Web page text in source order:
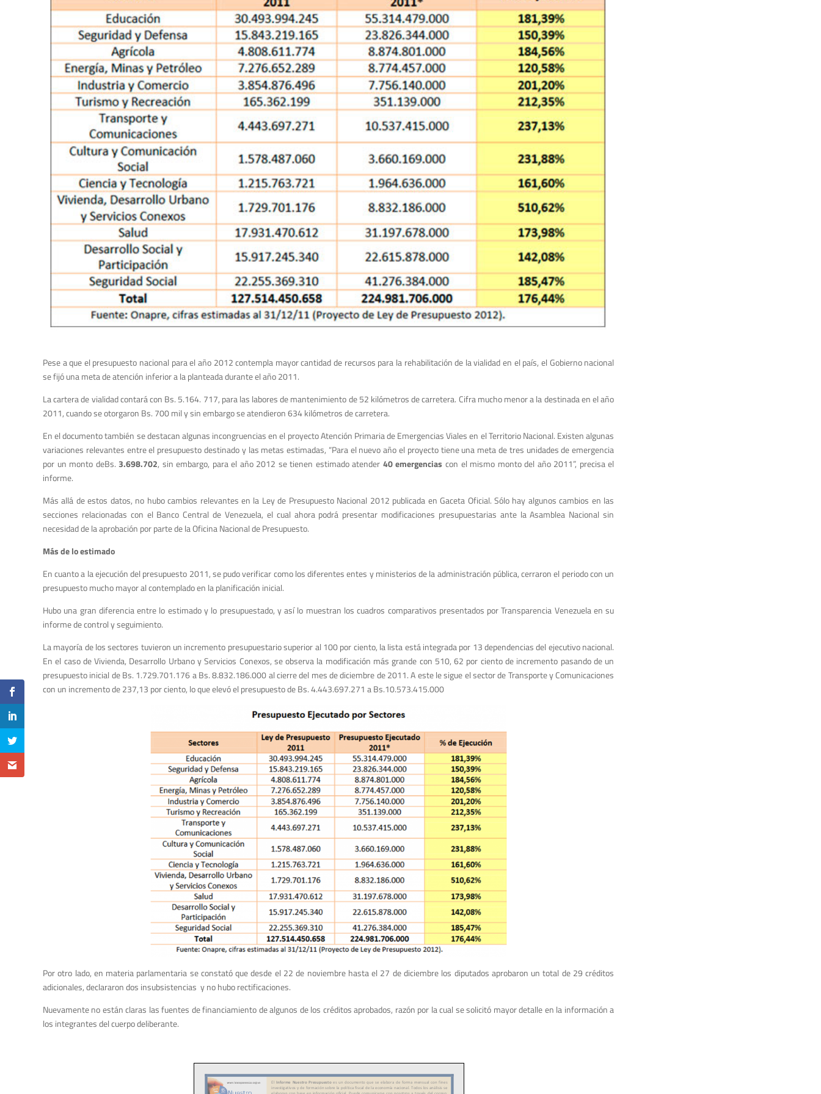
Pese a que el presupuesto nacional para el año 2012 contempla mayor cantidad de recursos para la rehabilitación de la vialidad en el país, el Gobierno nacional
se fijó una meta de atención inferior a la planteada durante el año 2011.
La cartera de vialidad contará con Bs. 5.164. 717, para las labores de mantenimiento de 52 kilómetros de carretera. Cifra mucho menor a la destinada en el año
2011, cuando se otorgaron Bs. 700 mil y sin embargo se atendieron 634 kilómetros de carretera.
En el documento también se destacan algunas incongruencias en el proyecto Atención Primaria de Emergencias Viales en el Territorio Nacional. Existen algunas
variaciones relevantes entre el presupuesto destinado y las metas estimadas, “Para el nuevo año el proyecto tiene una meta de tres unidades de emergencia
por un monto deBs. 3.698.702, sin embargo, para el año 2012 se tienen estimado atender 40 emergencias con el mismo monto del año 2011”, precisa el
informe.
Más allá de estos datos, no hubo cambios relevantes en la Ley de Presupuesto Nacional 2012 publicada en Gaceta Oficial. Sólo hay algunos cambios en las
secciones relacionadas con el Banco Central de Venezuela, el cual ahora podrá presentar modificaciones presupuestarias ante la Asamblea Nacional sin
necesidad de la aprobación por parte de la Oficina Nacional de Presupuesto.
Más de lo estimado
En cuanto a la ejecución del presupuesto 2011, se pudo verificar como los diferentes entes y ministerios de la administración pública, cerraron el periodo con un
presupuesto mucho mayor al contemplado en la planificación inicial.
Hubo una gran diferencia entre lo estimado y lo presupuestado, y así lo muestran los cuadros comparativos presentados por Transparencia Venezuela en su
informe de control y seguimiento.
La mayoría de los sectores tuvieron un incremento presupuestario superior al 100 por ciento, la lista está integrada por 13 dependencias del ejecutivo nacional.
En el caso de Vivienda, Desarrollo Urbano y Servicios Conexos, se observa la modificación más grande con 510, 62 por ciento de incremento pasando de un
presupuesto inicial de Bs. 1.729.701.176 a Bs. 8.832.186.000 al cierre del mes de diciembre de 2011. A este le sigue el sector de Transporte y Comunicaciones
con un incremento de 237,13 por ciento, lo que elevó el presupuesto de Bs. 4.443.697.271 a Bs.10.573.415.000
Por otro lado, en materia parlamentaria se constató que desde el 22 de noviembre hasta el 27 de diciembre los diputados aprobaron un total de 29 créditos
adicionales, declararon dos insubsistencias y no hubo rectificaciones.
Nuevamente no están claras las fuentes de financiamiento de algunos de los créditos aprobados, razón por la cual se solicitó mayor detalle en la información a
los integrantes del cuerpo deliberante.